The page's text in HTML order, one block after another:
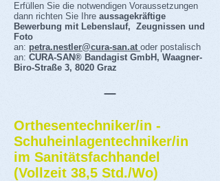
Erfüllen Sie die notwendigen Voraussetzungen
dann richten Sie Ihre aussagekräftige
Bewerbung mit Lebenslauf, Zeugnissen und
Foto
an: petra.nestler@cura-san.at oder postalisch
an: CURA-SAN® Bandagist GmbH, Waagner-
Biro-Straße 3, 8020 Graz
Orthesentechniker/in -
Schuheinlagentechniker/in
im Sanitätsfachhandel
(Vollzeit 38,5 Std./Wo)